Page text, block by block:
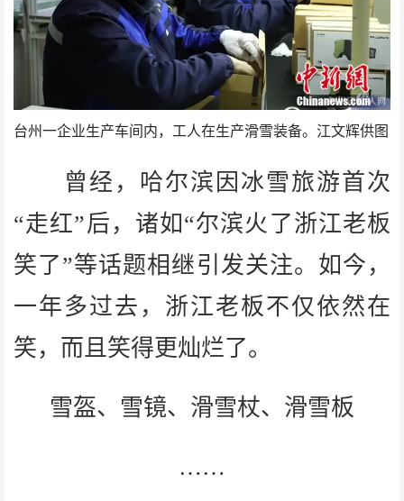
台州一企业生产车间内，工人在生产滑雪装备。江文辉供图
曾经，哈尔滨因冰雪旅游首次
“走红”后，诸如“尔滨火了浙江老板
笑了”等话题相继引发关注。如今，
一年多过去，浙江老板不仅依然在
笑，而且笑得更灿烂了。
雪盔、雪镜、滑雪杖、滑雪板
……